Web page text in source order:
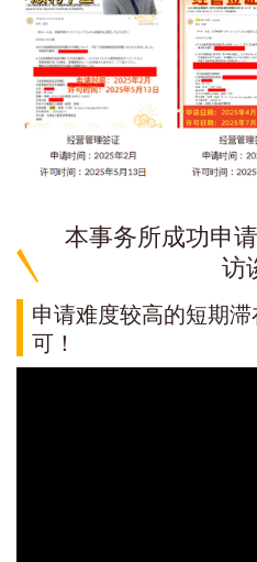
本事务所成功申
访
申请难度较高的短期
可！